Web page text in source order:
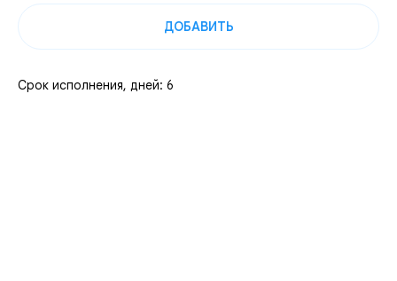
ДОБАВИТЬ
Срок исполнения, дней: 6